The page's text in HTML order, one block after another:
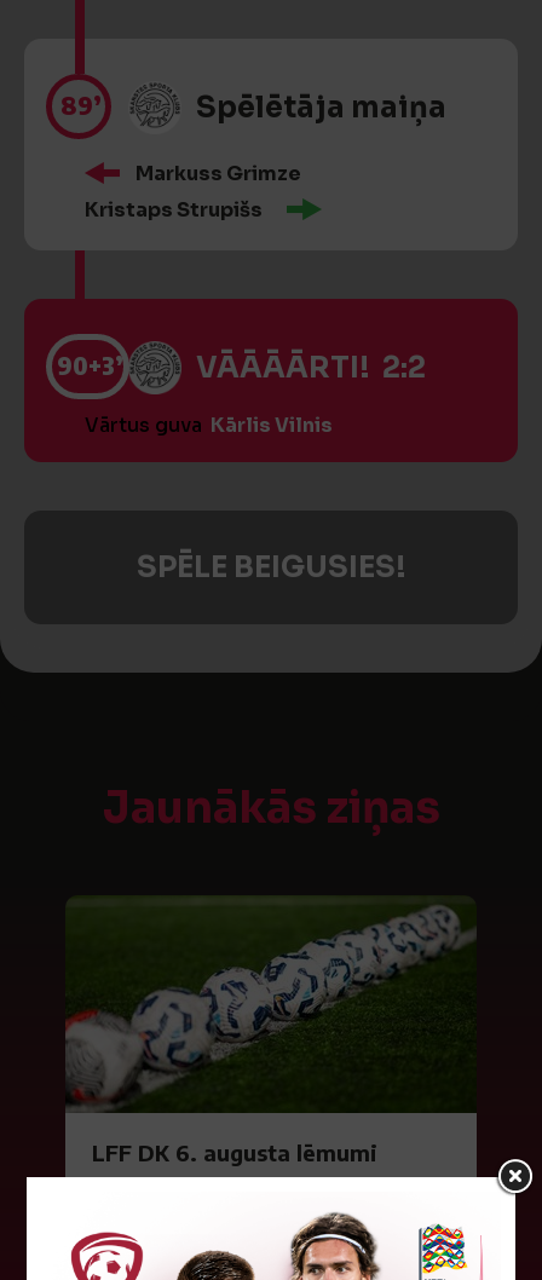
89’ Spēlētāja maiņa
Markuss Grimze
Kristaps Strupišs
90+3’ VĀĀĀĀRTI! 2:2
Vārtus guva Kārlis Vilnis
SPĒLE BEIGUSIES!
Jaunākās ziņas
LFF DK 6. augusta lēmumi
Nr. DK 26/-38 Rīgā, 2026. gada 6. augustā.
Piedalās:Komitejas locekļi: Jevgenija
Tverjanoviča-Bore, Raivis Grīnbergs...